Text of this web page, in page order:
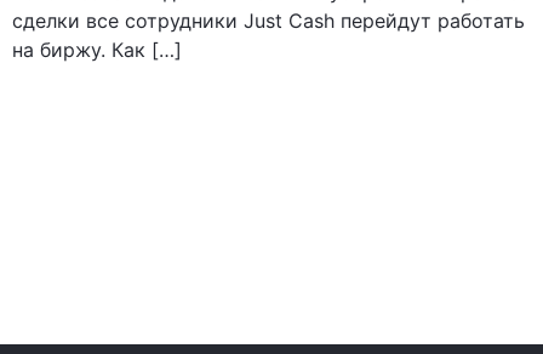
сделки все сотрудники Just Cash перейдут работать
на биржу. Как […]